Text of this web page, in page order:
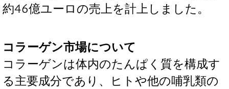
約46億ユーロの売上を計上しました。
コラーゲン市場について
コラーゲンは体内のたんぱく質を構成す
る主要成分であり、ヒトや他の哺乳類の